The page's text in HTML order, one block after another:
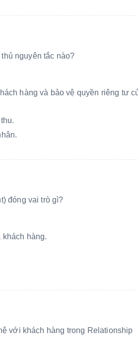
nguyên tắc nào?
hàng và bảo vệ quyền riêng tư
đóng vai trò gì?
hàng.
với khách hàng trong Relationship